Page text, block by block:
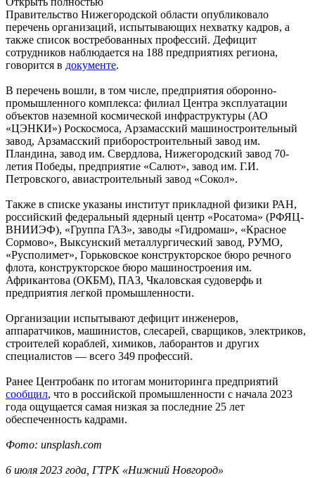
Правительство Нижегородской области опубликовало
перечень организаций, испытывающих нехватку кадров, а
также список востребованных профессий. Дефицит
сотрудников наблюдается на 188 предприятиях региона,
говорится в документе.
В перечень вошли, в том числе, предприятия оборонно-
промышленного комплекса: филиал Центра эксплуатации
объектов наземной космической инфраструктуры (АО
«ЦЭНКИ») Роскосмоса, Арзамасский машиностроительный
завод, Арзамасский приборостроительный завод им.
Пландина, завод им. Свердлова, Нижегородский завод 70-
летия Победы, предприятие «Салют», завод им. Г.И.
Петровского, авиастроительный завод «Сокол».
Также в списке указаны институт прикладной физики РАН,
российский федеральный ядерный центр «Росатома» (РФЯЦ-
ВНИИЭФ), «Группа ГАЗ», заводы «Гидромаш», «Красное
Сормово», Выксунский металлургический завод, РУМО,
«Русполимет», Горьковское конструкторское бюро речного
флота, конструкторское бюро машиностроения им.
Африкантова (ОКБМ), ПАЗ, Чкаловская судоверфь и
предприятия легкой промышленности.
Организации испытывают дефицит инженеров,
аппаратчиков, машинистов, слесарей, сварщиков, электриков,
строителей кораблей, химиков, лаборантов и других
специалистов — всего 349 профессий.
Ранее Центробанк по итогам мониторинга предприятий
сообщил, что в российской промышленности с начала 2023
года ощущается самая низкая за последние 25 лет
обеспеченность кадрами.
Фото: unsplash.com
6 июля 2023 года, ГТРК «Нижний Новгород»